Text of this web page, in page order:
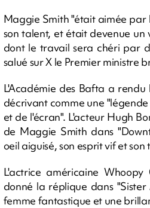
Maggie Smith "était aimée
son talent, et était devenue
dont le travail sera chéri par
salué sur X le Premier ministre
L'Académie des Bafta a
décrivant comme une
et de l'écran". L'acteur Hugh
de Maggie Smith dans
oeil aiguisé, son esprit vif et
L'actrice américaine
donné la réplique dans
femme fantastique et une